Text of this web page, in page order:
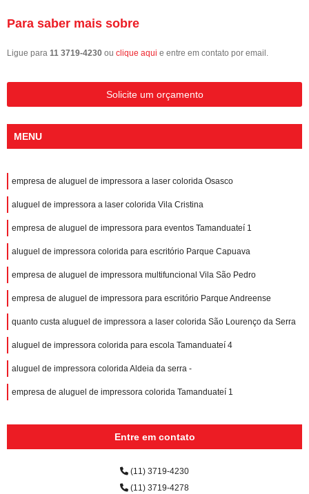
Para saber mais sobre
Ligue para 11 3719-4230 ou clique aqui e entre em contato por email.
Solicite um orçamento
MENU
empresa de aluguel de impressora a laser colorida Osasco
aluguel de impressora a laser colorida Vila Cristina
empresa de aluguel de impressora para eventos Tamanduateí 1
aluguel de impressora colorida para escritório Parque Capuava
empresa de aluguel de impressora multifuncional Vila São Pedro
empresa de aluguel de impressora para escritório Parque Andreense
quanto custa aluguel de impressora a laser colorida São Lourenço da Serra
aluguel de impressora colorida para escola Tamanduateí 4
aluguel de impressora colorida Aldeia da serra -
empresa de aluguel de impressora colorida Tamanduateí 1
Entre em contato
(11) 3719-4230
(11) 3719-4278